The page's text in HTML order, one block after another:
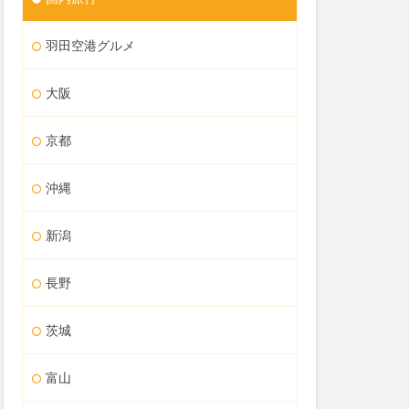
羽田空港グルメ
大阪
京都
沖縄
新潟
長野
茨城
富山